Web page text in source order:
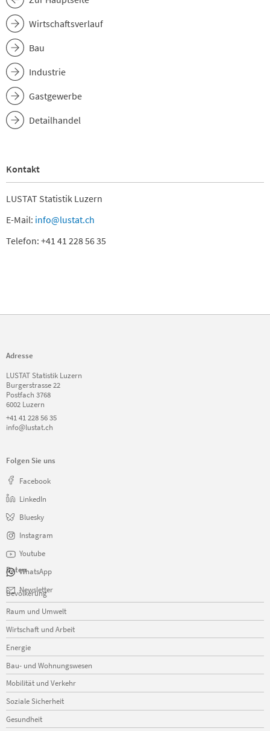
Wirtschaftsverlauf
Bau
Industrie
Gastgewerbe
Detailhandel
Kontakt
LUSTAT Statistik Luzern
E-Mail: info@lustat.ch
Telefon: +41 41 228 56 35
Adresse
LUSTAT Statistik Luzern
Burgerstrasse 22
Postfach 3768
6002 Luzern
+41 41 228 56 35
info@lustat.ch
Folgen Sie uns
Facebook
LinkedIn
Bluesky
Instagram
Youtube
WhatsApp
Newsletter
Daten
Navigation
überspringen
Bevölkerung
Raum und Umwelt
Wirtschaft und Arbeit
Energie
Bau- und Wohnungswesen
Mobilität und Verkehr
Soziale Sicherheit
Gesundheit